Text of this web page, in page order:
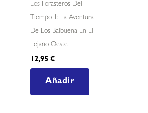
Los Forasteros Del
Tiempo 1: La Aventura
De Los Balbuena En El
Lejano Oeste
12,95€
Añadir